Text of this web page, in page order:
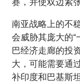
南亚战略上的不
会威胁其庞大的“
巴经济走廊的投
大，可能需要通
补印度和巴基斯